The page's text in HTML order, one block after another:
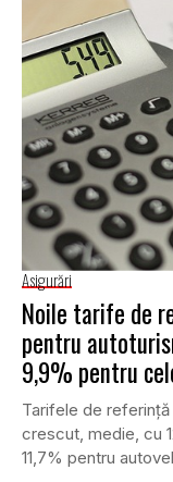
Asigurări
Noile tarife de
pentru
9,9% pentru
Tarifele de
crescut, medie, cu
11,7% pentru